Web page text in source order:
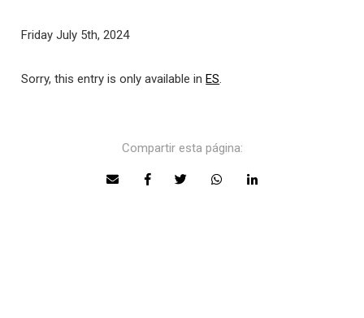
Friday July 5th, 2024
Sorry, this entry is only available inES.
Compartir esta página: